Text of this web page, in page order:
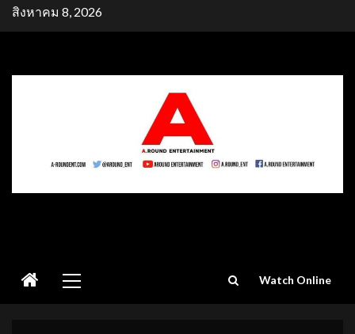
Skipสิงหาคม 8, 2026
Menu
Watch Online